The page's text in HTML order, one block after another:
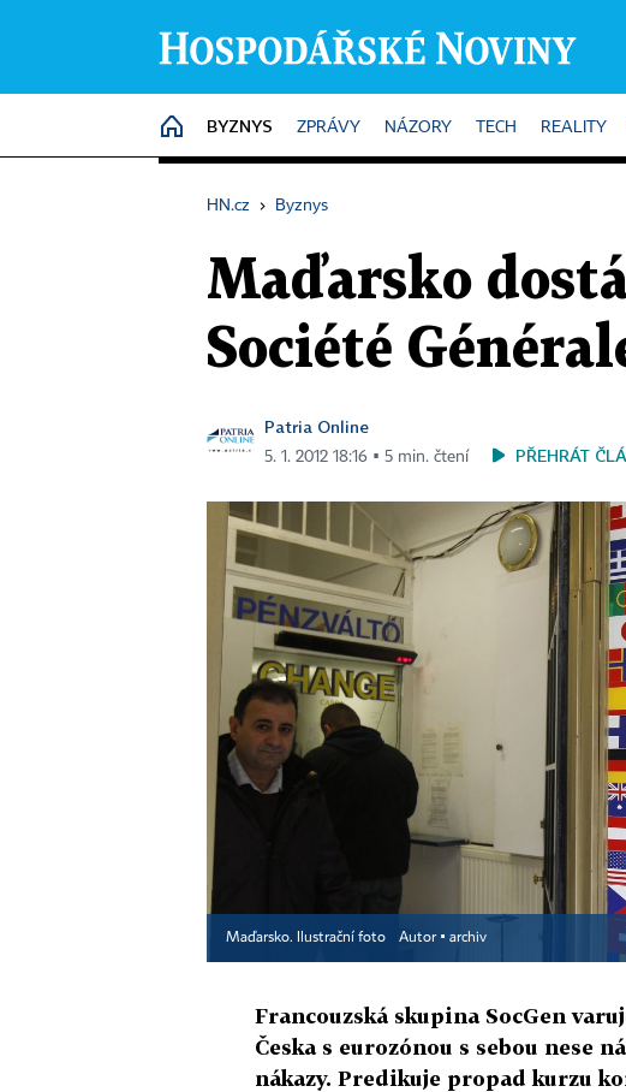
HOME
BYZNYS ZPRÁVY NÁZORY TECH REALITY
HN.cz › Byznys
Maďarsko
Société
Patria Online
5. 1. 2012 18:16 ▪ 5 min. čtení PŘEHRÁT
Maďarsko. Ilustrační foto Autor ▪ archiv
Francouzská skupina SocGen
Česka s eurozónou s sebou nese
nákazy. Predikuje propad kurzu